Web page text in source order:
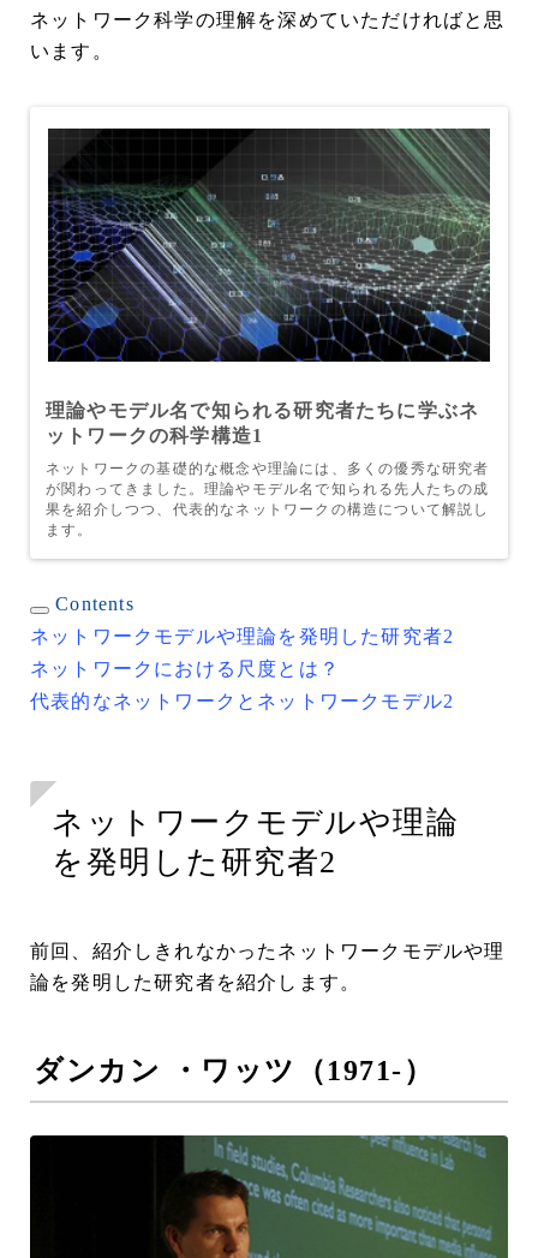
ネットワーク科学の理解を深めていただければと思
います。
理論やモデル名で知られる研究者たちに学ぶネ
ットワークの科学構造1
ネットワークの基礎的な概念や理論には、多くの優秀な研究者
が関わってきました。理論やモデル名で知られる先人たちの成
果を紹介しつつ、代表的なネットワークの構造について解説し
ます。
Contents
ネットワークモデルや理論を発明した研究者2
ネットワークにおける尺度とは？
代表的なネットワークとネットワークモデル2
ネットワークモデルや理論
を発明した研究者2
前回、紹介しきれなかったネットワークモデルや理
論を発明した研究者を紹介します。
ダンカン ・ワッツ（1971-）